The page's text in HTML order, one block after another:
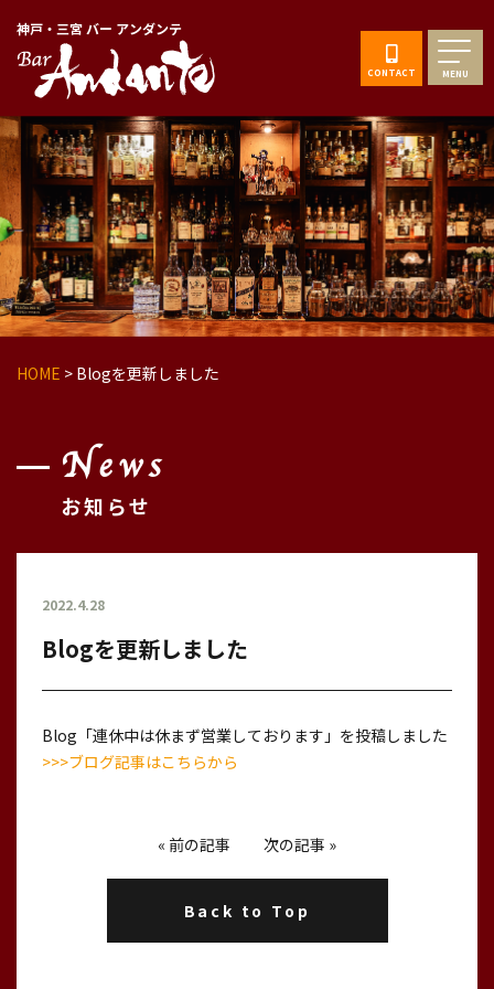
神戸・三宮 バー アンダンテ
CONTACT MENU
HOME > Blogを更新しました
News
お知らせ
2022.4.28
Blogを更新しました
Blog「連休中は休まず営業しております」を投稿しました
>>>ブログ記事はこちらから
« 前の記事 次の記事 »
Back to Top